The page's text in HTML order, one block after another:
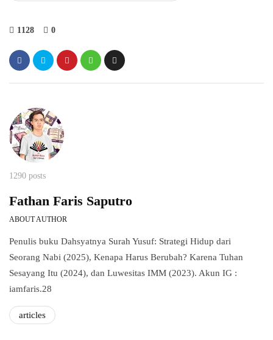
1128 0
1290 posts
Fathan Faris Saputro
ABOUT AUTHOR
Penulis buku Dahsyatnya Surah Yusuf: Strategi Hidup dari
Seorang Nabi (2025), Kenapa Harus Berubah? Karena Tuhan
Sesayang Itu (2024), dan Luwesitas IMM (2023). Akun IG :
iamfaris.28
articles